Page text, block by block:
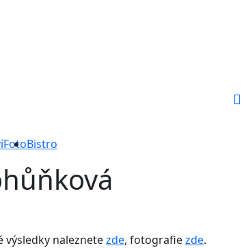
FotoBistro
výsledky naleznetezde, fotografiezde.